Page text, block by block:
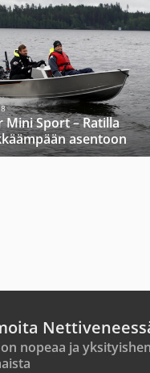
Mini Sport – Ratilla
asentoon
on nopeaa ja